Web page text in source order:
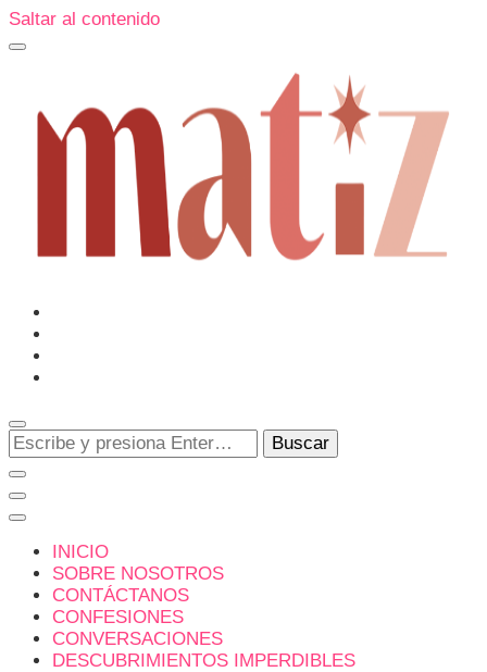
Saltar al contenido
Matiz
Un espacio editorial donde pongo en palabras aquello que
muchos sentimos y pocos sabemos cómo explicar y
donde también compartiré contigo las cosas que me
conmueven, me sorprenden o creo que merecen ser
¿Buscas
algo?
INICIO
SOBRE NOSOTROS
CONTÁCTANOS
CONFESIONES
CONVERSACIONES
DESCUBRIMIENTOS IMPERDIBLES